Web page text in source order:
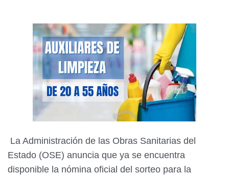
La Administración de las Obras Sanitarias del
Estado (OSE) anuncia que ya se encuentra
disponible la nómina oficial del sorteo para la